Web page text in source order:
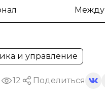
и управление
12 Поделиться